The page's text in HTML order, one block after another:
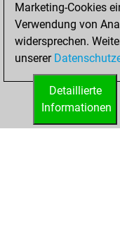
Marketing-Cookies
Verwendung von
widersprechen.
unserer
Detaillierte
Informationen